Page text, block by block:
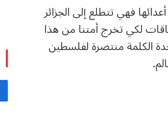
فهي تتطلع إلى الجزائر
لكي تخرج أمتنا من هذا
الكلمة منتصرة لفلسطين